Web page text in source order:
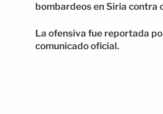
bombardeos en Siria contra
La ofensiva fue reportada
comunicado oficial.